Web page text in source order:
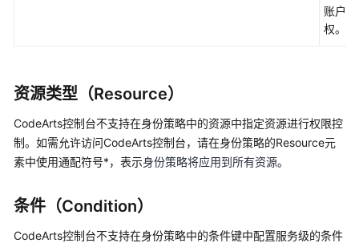
账户授
权。
资源类型（Resource）
CodeArts控制台不支持在身份策略中的资源中指定资源进行权限控
制。如需允许访问CodeArts控制台，请在身份策略的Resource元
素中使用通配符号*，表示身份策略将应用到所有资源。
条件（Condition）
CodeArts控制台不支持在身份策略中的条件键中配置服务级的条件